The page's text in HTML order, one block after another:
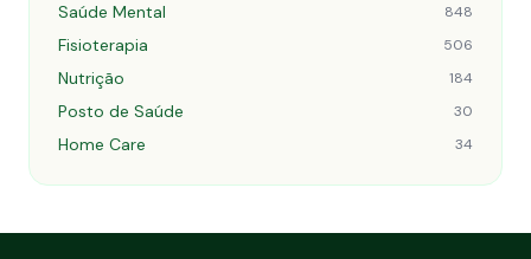
Saúde Mental 848
Fisioterapia 506
Nutrição 184
Posto de Saúde 30
Home Care 34